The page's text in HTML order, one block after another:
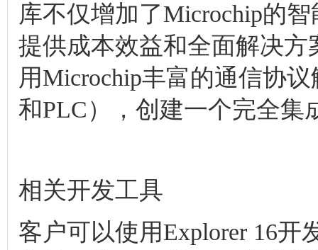
库不仅增加了Microchip的
提供成本效益和全面解决
用Microchip丰富的通信协
和PLC），创建一个完全集
相关开发工具
客户可以使用Explorer 16开